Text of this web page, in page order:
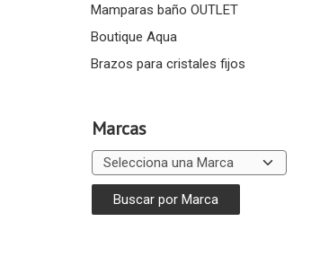
Mamparas baño OUTLET
Boutique Aqua
Brazos para cristales fijos
Marcas